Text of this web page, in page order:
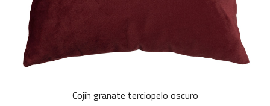
Cojín granate terciopelo oscuro